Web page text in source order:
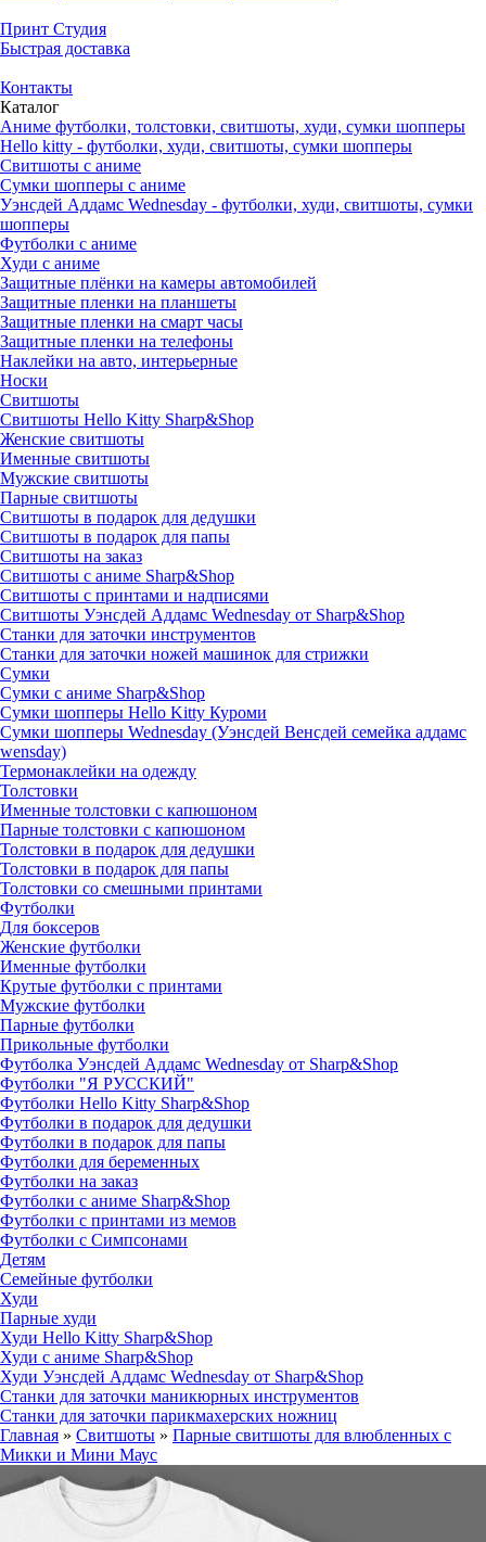
Принт Студия
Быстрая доставка
Контакты
Каталог
Аниме футболки, толстовки, свитшоты, худи, сумки шопперы
Hello kitty - футболки, худи, свитшоты, сумки шопперы
Свитшоты с аниме
Сумки шопперы с аниме
Уэнсдей Аддамс Wednesday - футболки, худи, свитшоты, сумки
шопперы
Футболки с аниме
Худи с аниме
Защитные плёнки на камеры автомобилей
Защитные пленки на планшеты
Защитные пленки на смарт часы
Защитные пленки на телефоны
Наклейки на авто, интерьерные
Носки
Свитшоты
Cвитшоты Hello Kitty Sharp&Shop
Женские свитшоты
Именные свитшоты
Мужские свитшоты
Парные свитшоты
Свитшоты в подарок для дедушки
Свитшоты в подарок для папы
Свитшоты на заказ
Свитшоты с аниме Sharp&Shop
Свитшоты с принтами и надписями
Свитшоты Уэнсдей Аддамс Wednesday от Sharp&Shop
Станки для заточки инструментов
Станки для заточки ножей машинок для стрижки
Сумки
Сумки с аниме Sharp&Shop
Сумки шопперы Hello Kitty Куроми
Сумки шопперы Wednesday (Уэнсдей Венсдей семейка аддамс
wensday)
Термонаклейки на одежду
Толстовки
Именные толстовки с капюшоном
Парные толстовки с капюшоном
Толстовки в подарок для дедушки
Толстовки в подарок для папы
Толстовки со смешными принтами
Футболки
Для боксеров
Женские футболки
Именные футболки
Крутые футболки с принтами
Мужские футболки
Парные футболки
Прикольные футболки
Футболка Уэнсдей Аддамс Wednesday от Sharp&Shop
Футболки "Я РУССКИЙ"
Футболки Hello Kitty Sharp&Shop
Футболки в подарок для дедушки
Футболки в подарок для папы
Футболки для беременных
Футболки на заказ
Футболки с аниме Sharp&Shop
Футболки с принтами из мемов
Футболки с Симпсонами
Детям
Семейные футболки
Худи
Парные худи
Худи Hello Kitty Sharp&Shop
Худи с аниме Sharp&Shop
Худи Уэнсдей Аддамс Wednesday от Sharp&Shop
Станки для заточки маникюрных инструментов
Станки для заточки парикмахерских ножниц
Главная » Свитшоты » Парные свитшоты для влюбленных с
Микки и Мини Маус